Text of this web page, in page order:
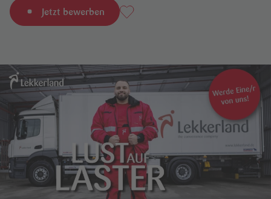
Jetzt bewerben Als Favorit hinzufügen